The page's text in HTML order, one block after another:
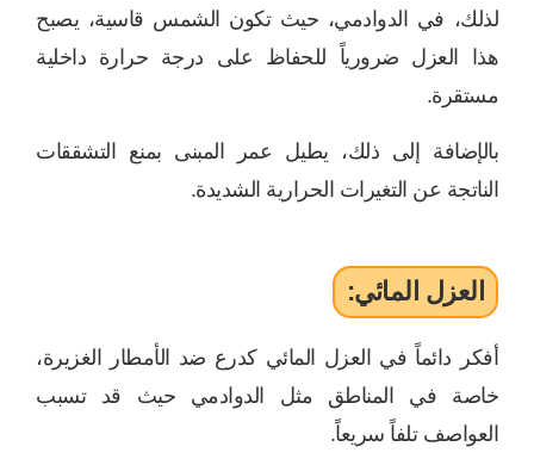
لذلك، في الدوادمي، حيث تكون الشمس قاسية، يصبح
هذا العزل ضرورياً للحفاظ على درجة حرارة داخلية
مستقرة.
بالإضافة إلى ذلك، يطيل عمر المبنى بمنع التشققات
الناتجة عن التغيرات الحرارية الشديدة.
العزل المائي:
أفكر دائماً في العزل المائي كدرع ضد الأمطار الغزيرة،
خاصة في المناطق مثل الدوادمي حيث قد تسبب
العواصف تلفاً سريعاً.